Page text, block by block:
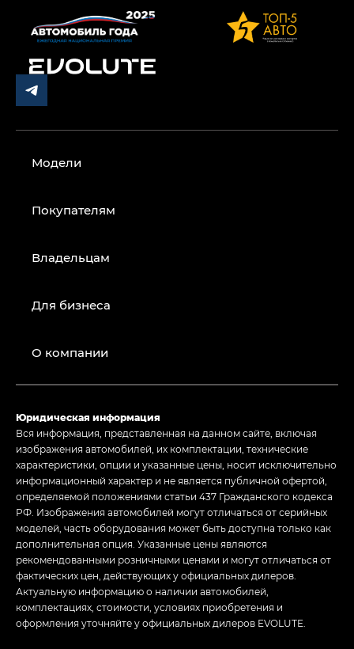
Модели
Покупателям
Владельцам
Для бизнеса
О компании
Юридическая информация
Вся информация, представленная на данном сайте, включая
изображения автомобилей, их комплектации, технические
характеристики, опции и указанные цены, носит исключительно
информационный характер и не является публичной офертой,
определяемой положениями статьи 437 Гражданского кодекса
РФ. Изображения автомобилей могут отличаться от серийных
моделей, часть оборудования может быть доступна только как
дополнительная опция. Указанные цены являются
рекомендованными розничными ценами и могут отличаться от
фактических цен, действующих у официальных дилеров.
Актуальную информацию о наличии автомобилей,
комплектациях, стоимости, условиях приобретения и
оформления уточняйте у официальных дилеров EVOLUTE.